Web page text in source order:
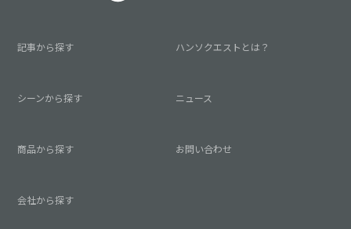
記事から探す
シーンから探す
商品から探す
会社から探す
ハンソクエストとは？
ニュース
お問い合わせ